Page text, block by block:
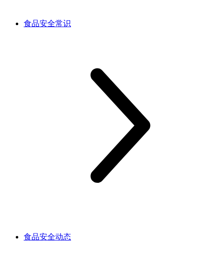
食品安全常识
食品安全动态